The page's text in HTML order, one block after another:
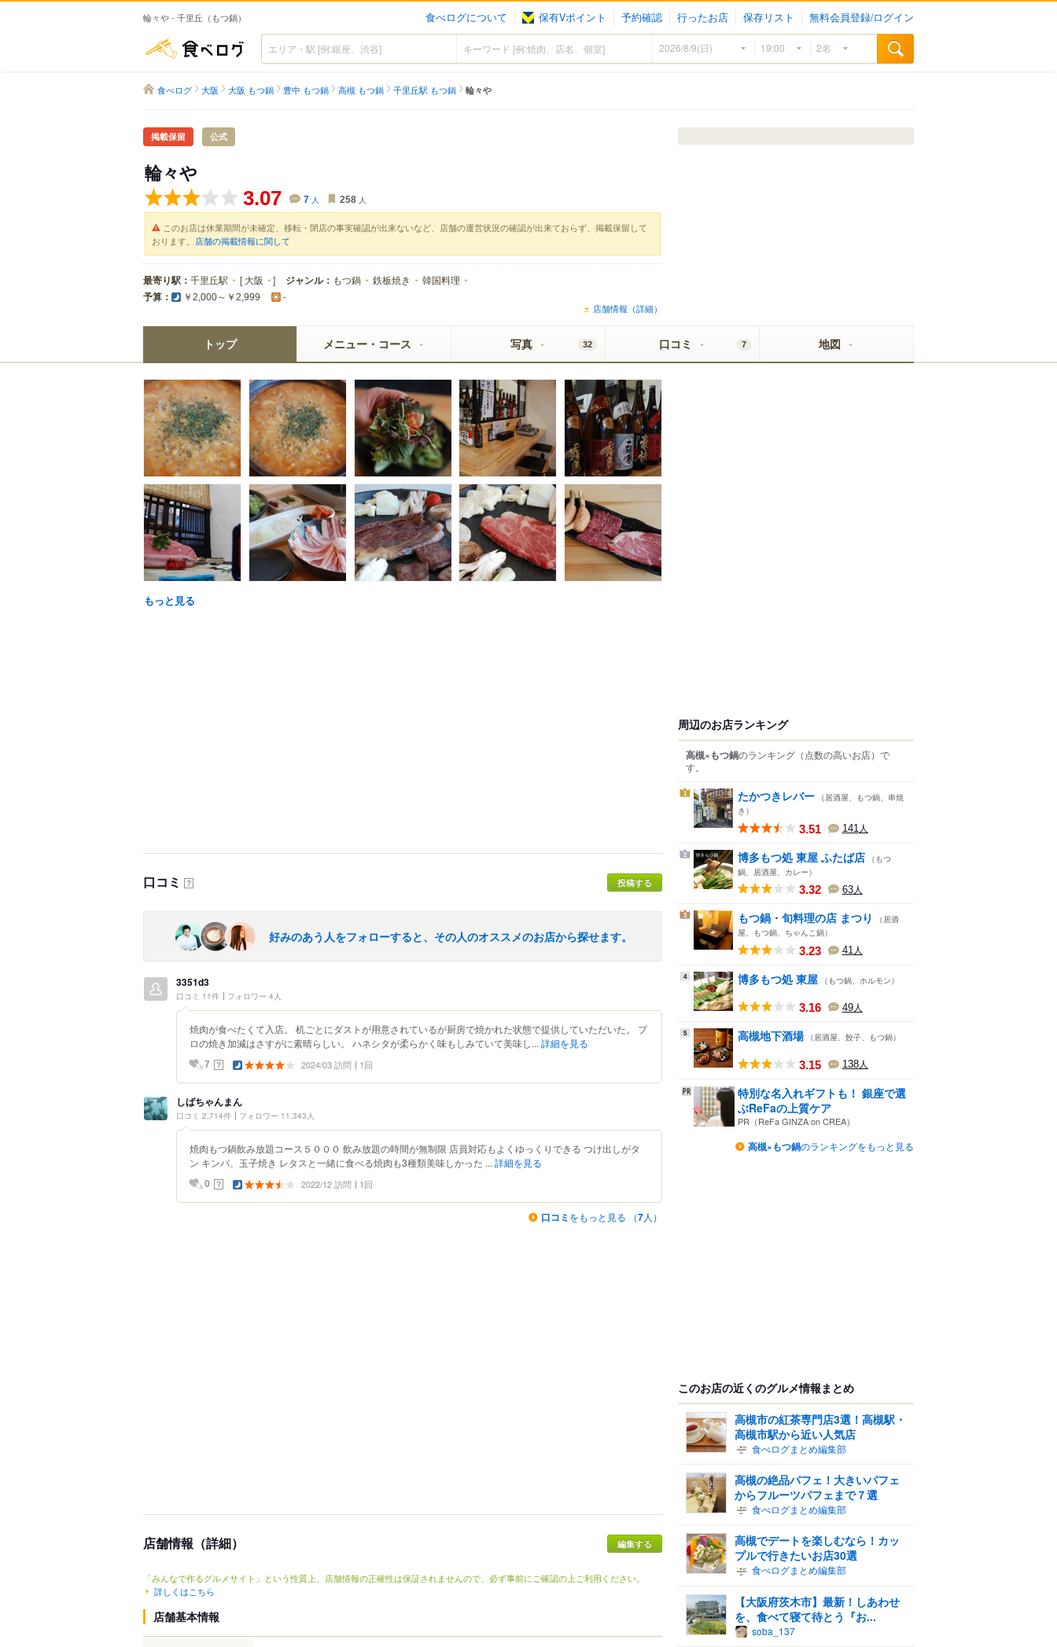
輪々や - 千里丘（もつ鍋） 食べログについて 保有Vポイント 予約確認 行ったお店 保存リスト 無料会員登録/ログイン
食べログ
食べログ 大阪 大阪 もつ鍋 豊中 もつ鍋 高槻 もつ鍋 千里丘駅 もつ鍋 輪々や
掲載保留 公式
輪々や
3.07 7 人 258 人
このお店は休業期間が未確定、移転・閉店の事実確認が出来ないなど、店舗の運営状況の確認が出来ておらず、掲載保留して
おります。 店舗の掲載情報に関して
最寄り駅： 千里丘駅 [ 大阪 ] ジャンル： もつ鍋 鉄板焼き 韓国料理
予算： ￥2,000～￥2,999 -
店舗情報（詳細）
トップ メニュー・コース 写真 32 口コミ 7 地図
もっと見る
口コミ ？ 投稿する
好みのあう人をフォローすると、その人のオススメのお店から探せます。
3351d3
口コミ 11件 フォロワー 4人
焼肉が食べたくて入店。 机ごとにダストが用意されているが厨房で焼かれた状態で提供していただいた。 プ
ロの焼き加減はさすがに素晴らしい。 ハネシタが柔らかく味もしみていて美味し... 詳細を見る
7 ？ 2024/03 訪問 1回
しばちゃんまん
口コミ 2,714件 フォロワー 11,343人
焼肉もつ鍋飲み放題コース５０００ 飲み放題の時間が無制限 店員対応もよくゆっくりできる つけ出しがタ
ン キンパ、玉子焼き レタスと一緒に食べる焼肉も3種類美味しかった ... 詳細を見る
0 ？ 2022/12 訪問 1回
口コミ をもっと見る （7人）
店舗情報（詳細） 編集する
「みんなで作るグルメサイト」という性質上、店舗情報の正確性は保証されませんので、必ず事前にご確認の上ご利用ください。
詳しくはこちら
店舗基本情報
周辺のお店ランキング
高槻×もつ鍋のランキング （点数の高いお店） で
す。
1 たかつきレバー （居酒屋、もつ鍋、串焼
き）
3.51 141人
2 博多もつ処 東屋 ふたば店 （もつ
鍋、居酒屋、カレー）
3.32 63人
3 もつ鍋・旬料理の店 まつり
（居酒
屋、もつ鍋、ちゃんこ鍋）
3.23 41人
4 博多もつ処 東屋 （もつ鍋、ホルモン）
3.16 49人
5 高槻地下酒場 （居酒屋、餃子、もつ鍋）
3.15 138人
特別な名入れギフトも！ 銀座で選
ぶReFaの上質ケア
PR（ReFa GINZA on CREA）
高槻×もつ鍋のランキングをもっと見る
このお店の近くのグルメ情報まとめ
高槻市の紅茶専門店3選！高槻駅・
高槻市駅から近い人気店
食べログまとめ編集部
高槻の絶品パフェ！大きいパフェ
からフルーツパフェまで７選
食べログまとめ編集部
高槻でデートを楽しむなら！カッ
プルで行きたいお店30選
食べログまとめ編集部
【大阪府茨木市】最新！しあわせ
を、食べて寝て待とう『お...
soba_137